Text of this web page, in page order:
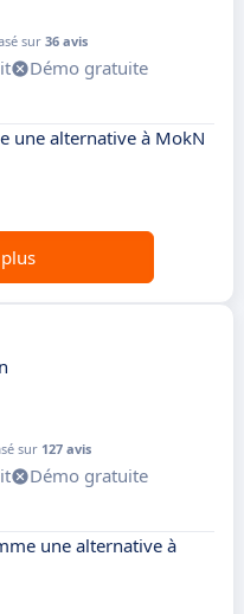
sur 36 avis
Démo gratuite
une alternative à MokN
sur 127 avis
Démo gratuite
une alternative à